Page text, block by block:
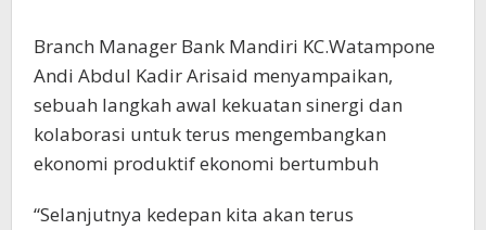
Branch Manager Bank Mandiri KC.Watampone
Andi Abdul Kadir Arisaid menyampaikan,
sebuah langkah awal kekuatan sinergi dan
kolaborasi untuk terus mengembangkan
ekonomi produktif ekonomi bertumbuh
“Selanjutnya kedepan kita akan terus